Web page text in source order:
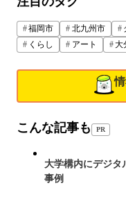
福岡市 北九州市
くらし
アート 大
こんな記事も PR
大学構内にデジ
事例